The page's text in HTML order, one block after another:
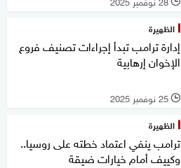
الظهيرة
إدارة ترامب تبدأ إجراءات تصنيف فروع
الإخوان إرهابية
l 25 نوفمبر 2025
الظهيرة
ترامب ينفي اعتماد خطته على روسيا..
وكييف أمام خيارات ضيقة